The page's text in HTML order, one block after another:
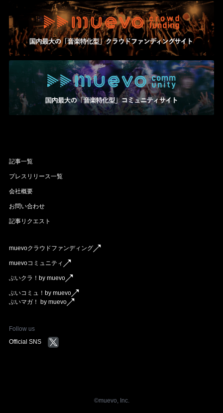
記事一覧
プレスリリース一覧
会社概要
お問い合わせ
記事リクエスト
muevoクラウドファンディング
muevoコミュニティ
ぶいクラ！by muevo
ぶいコミュ！by muevo
ぶいマガ！ by muevo
Follow us
Official SNS
©︎muevo, Inc.